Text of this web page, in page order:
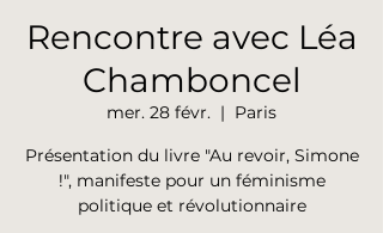
Rencontre avec Léa
Chamboncel
mer. 28 févr.
  |
Paris
Présentation du livre "Au revoir, Simone
!", manifeste pour un féminisme
politique et révolutionnaire